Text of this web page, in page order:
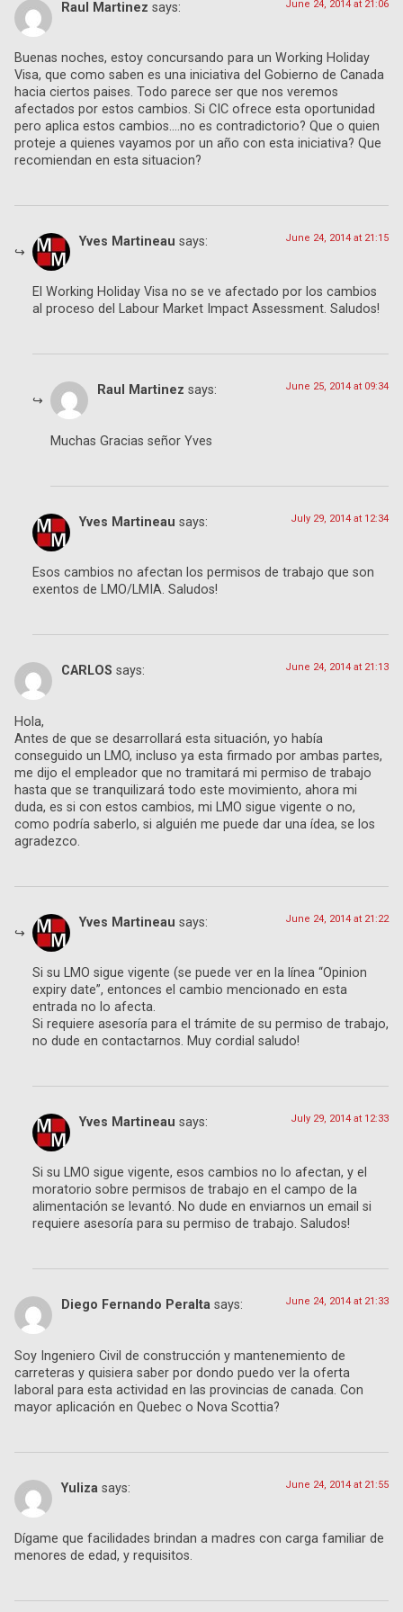
Raul Martinez says: June 24, 2014 at 21:06
Buenas noches, estoy concursando para un Working Holiday
Visa, que como saben es una iniciativa del Gobierno de Canada
hacia ciertos paises. Todo parece ser que nos veremos
afectados por estos cambios. Si CIC ofrece esta oportunidad
pero aplica estos cambios….no es contradictorio? Que o quien
proteje a quienes vayamos por un año con esta iniciativa? Que
recomiendan en esta situacion?
Yves Martineau says: June 24, 2014 at 21:15
El Working Holiday Visa no se ve afectado por los cambios
al proceso del Labour Market Impact Assessment. Saludos!
Raul Martinez says: June 25, 2014 at 09:34
Muchas Gracias señor Yves
Yves Martineau says: July 29, 2014 at 12:34
Esos cambios no afectan los permisos de trabajo que son
exentos de LMO/LMIA. Saludos!
CARLOS says: June 24, 2014 at 21:13
Hola,
Antes de que se desarrollará esta situación, yo había
conseguido un LMO, incluso ya esta firmado por ambas partes,
me dijo el empleador que no tramitará mi permiso de trabajo
hasta que se tranquilizará todo este movimiento, ahora mi
duda, es si con estos cambios, mi LMO sigue vigente o no,
como podría saberlo, si alguién me puede dar una ídea, se los
agradezco.
Yves Martineau says: June 24, 2014 at 21:22
Si su LMO sigue vigente (se puede ver en la línea “Opinion
expiry date”, entonces el cambio mencionado en esta
entrada no lo afecta.
Si requiere asesoría para el trámite de su permiso de trabajo,
no dude en contactarnos. Muy cordial saludo!
Yves Martineau says: July 29, 2014 at 12:33
Si su LMO sigue vigente, esos cambios no lo afectan, y el
moratorio sobre permisos de trabajo en el campo de la
alimentación se levantó. No dude en enviarnos un email si
requiere asesoría para su permiso de trabajo. Saludos!
Diego Fernando Peralta says: June 24, 2014 at 21:33
Soy Ingeniero Civil de construcción y mantenemiento de
carreteras y quisiera saber por dondo puedo ver la oferta
laboral para esta actividad en las provincias de canada. Con
mayor aplicación en Quebec o Nova Scottia?
Yuliza says: June 24, 2014 at 21:55
Dígame que facilidades brindan a madres con carga familiar de
menores de edad, y requisitos.